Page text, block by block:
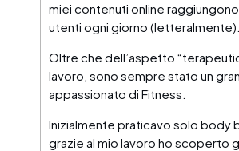
miei contenuti online raggiungono
utenti ogni giorno (letteralmente).
Oltre che dell’aspetto
lavoro, sono sempre stato un
appassionato di Fitness.
Inizialmente praticavo solo body
grazie al mio lavoro ho scoperto